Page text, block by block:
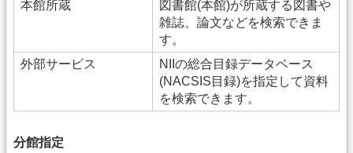
本館所蔵
図書館(本館)が所蔵する図書や
雑誌、論文などを検索できま
す。
外部サービス
NIIの総合目録データベース
(NACSIS目録)を指定して資料
を検索できます。
分館指定